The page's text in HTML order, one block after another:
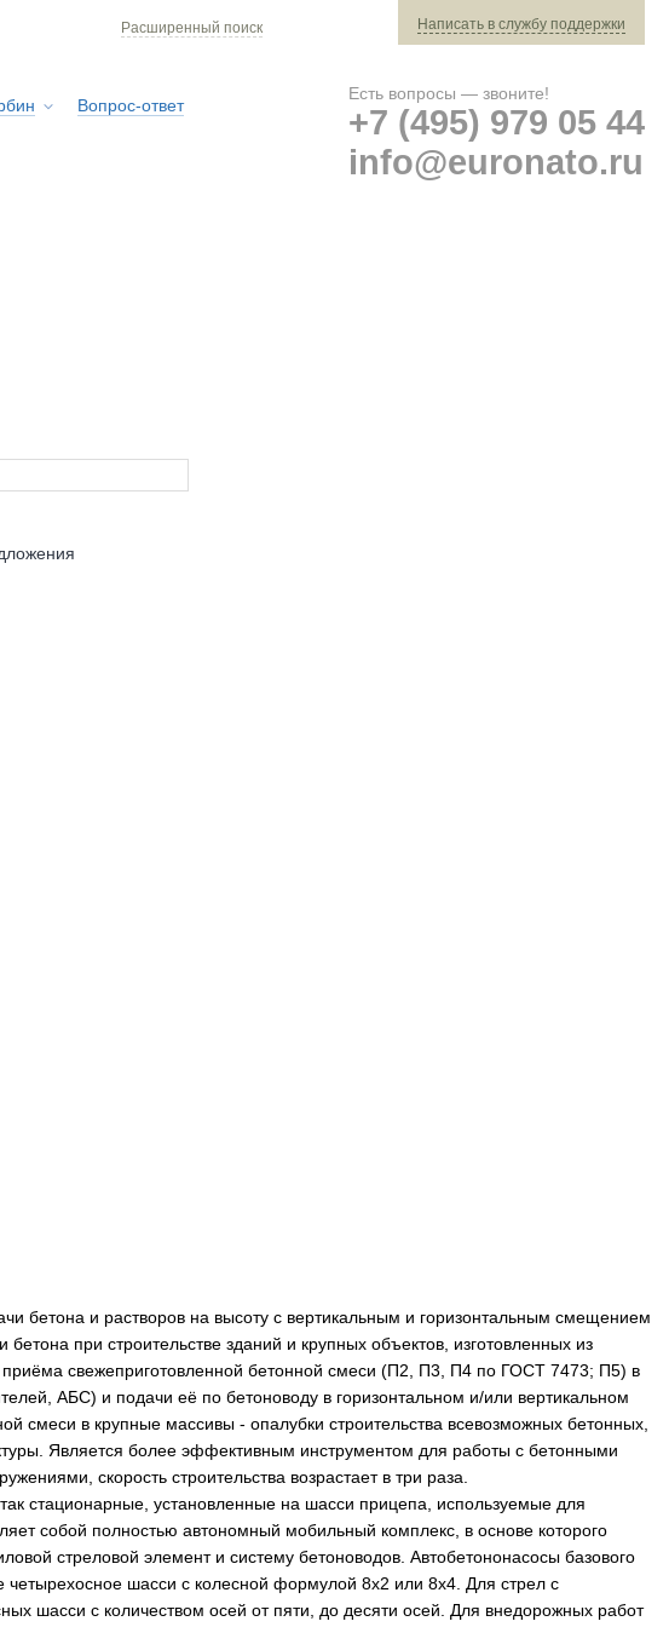
Расширенный поиск Написать в службу поддержки
Вопрос-ответ
Есть вопросы — звоните!
+7 (495) 979 05 44
info@euronato.ru
бетона и растворов на высоту с вертикальным и горизонтальным смещением
при строительстве зданий и крупных объектов, изготовленных из
приёма свежеприготовленной бетонной смеси (П2, П3, П4 по ГОСТ 7473; П5) в
АБС) и подачи её по бетоноводу в горизонтальном и/или вертикальном
смеси в крупные массивы - опалубки строительства всевозможных бетонных,
Является более эффективным инструментом для работы с бетонными
скорость строительства возрастает в три раза.
стационарные, установленные на шасси прицепа, используемые для
собой полностью автономный мобильный комплекс, в основе которого
стреловой элемент и систему бетоноводов. Автобетононасосы базового
шасси с колесной формулой 8х2 или 8х4. Для стрел с
шасси с количеством осей от пяти, до десяти осей. Для внедорожных работ